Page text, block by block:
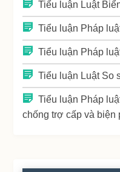
Tiểu luận Luật
Tiểu luận Pháp
Tiểu luận Pháp
Tiểu luận Luật So
Tiểu luận Pháp
chống trợ cấp và biện